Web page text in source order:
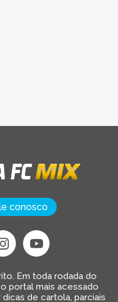
conosco
Em toda rodada do
portal mais acessado
de cartola, parciais